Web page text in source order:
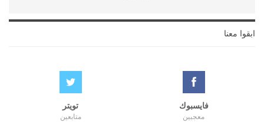
ابقوا معنا
فايسبوك
معجبين
تويتر
متابعين